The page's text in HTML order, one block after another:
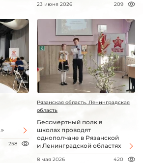
23 июня 2026 209
258
Рязанская область, Ленинградская
область
Бессмертный полк в
школах проводят
однополчане в Рязанской
и Ленинградской областях
8 мая 2026 420